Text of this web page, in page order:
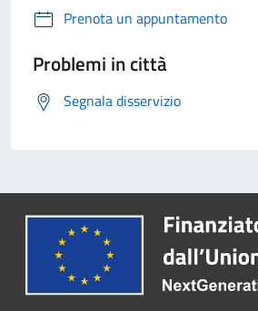
Prenota un appuntamento
Problemi in città
Segnala disservizio